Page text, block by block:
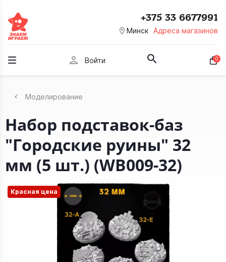
room Минск Адреса магазинов
+375 33 6677991
person Войти 0
Моделирование
Набор подставок-баз
"Городские руины" 32
мм (5 шт.) (WB009-32)
Красная цена